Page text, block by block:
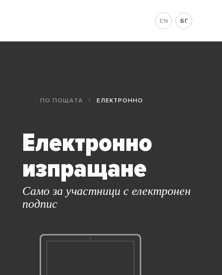
EN БГ
ПО ПОЩАТА ЕЛЕКТРОННО
Електронно
изпращане
Само за участници с електронен
подпис